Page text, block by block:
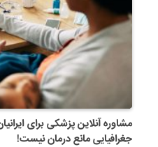
مشاوره آنلاین پزشکی برای
جغرافیایی مانع درمان نیست!